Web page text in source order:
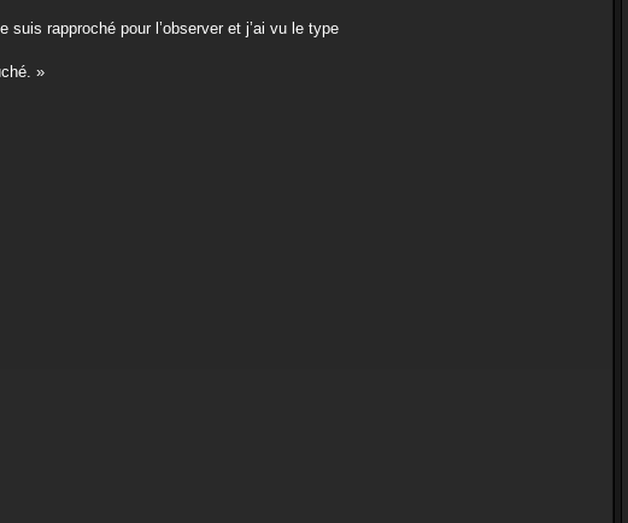
rapproché pour l’observer et j’ai vu le type
»